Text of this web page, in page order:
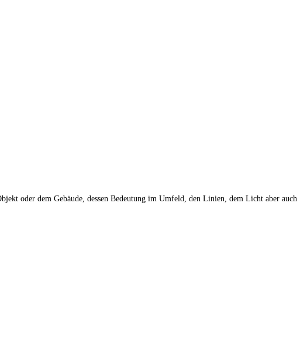
oder dem Gebäude, dessen Bedeutung im Umfeld, den Linien, dem Licht aber auch